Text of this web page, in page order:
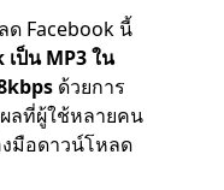
Facebook นี้
เป็น MP3 ใน
ด้วยการ
ลที่ผู้ใช้หลายคน
งมือดาวน์โหลด